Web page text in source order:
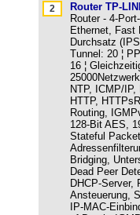
Router TP-
Router - 4-
Ethernet, Fast
Durchsatz
Tunnel: 20 ¦
16 ¦
NTP, ICMP/
HTTP,
Routing,
128-Bit AES,
Stateful
Bridging,
Dead Peer
DHCP-Server,
Ansteuerung,
IP-MAC-